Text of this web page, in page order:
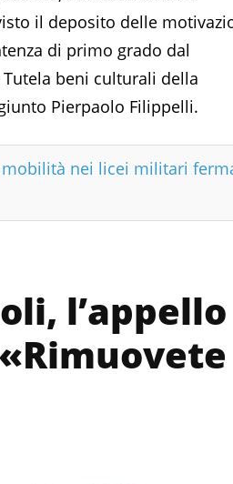
il deposito delle
di primo grado dal
beni culturali della
Pierpaolo Filippelli.
nei licei militari
l’appello